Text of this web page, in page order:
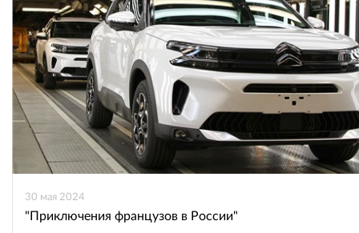
30 мая 2024
"Приключения французов в России"